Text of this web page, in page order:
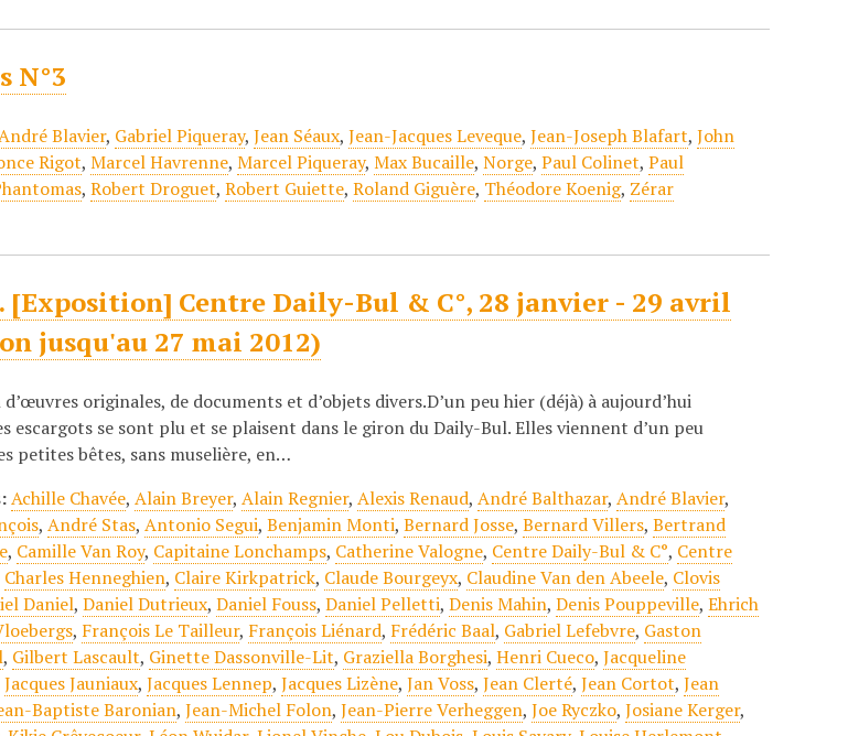
N°3
Blavier, Gabriel Piqueray,Jean Séaux,Jean-Jacques Leveque,Jean-Joseph Blafart,John
Rigot,Marcel Havrenne,Marcel Piqueray,Max Bucaille,Norge,Paul Colinet,Paul
,Robert Droguet,Robert Guiette,Roland Giguère, Théodore Koenig, Zérar
[Exposition] Centre Daily-Bul & C°, 28 janvier - 29 avril
jusqu'au 27 mai 2012)
originales, de documents et d’objets divers.D’un peu hier (déjà) à aujourd’hui
escargots se sont plu et se plaisent dans le giron du Daily-Bul. Elles viennent d’un peu
petites bêtes, sans muselière, en…
Achille Chavée,Alain Breyer,Alain Regnier,Alexis Renaud,André Balthazar,André Blavier,
,André Stas,Antonio Segui,Benjamin Monti,Bernard Josse,Bernard Villers,Bertrand
, Camille Van Roy, Capitaine Lonchamps, Catherine Valogne, Centre Daily-Bul & C°, Centre
Charles Henneghien, Claire Kirkpatrick, Claude Bourgeyx, Claudine Van den Abeele, Clovis
Daniel,Daniel Dutrieux,Daniel Fouss,Daniel Pelletti,Denis Mahin,Denis Pouppeville,Ehrich
, François Le Tailleur, François Liénard, Frédéric Baal, Gabriel Lefebvre, Gaston
, Gilbert Lascault, Ginette Dassonville-Lit, Graziella Borghesi,Henri Cueco,Jacqueline
Jacques Jauniaux,Jacques Lennep,Jacques Lizène,Jan Voss,Jean Clerté,Jean Cortot,Jean
Baptiste Baronian,Jean-Michel Folon,Jean-Pierre Verheggen,Joe Ryczko,Josiane Kerger,